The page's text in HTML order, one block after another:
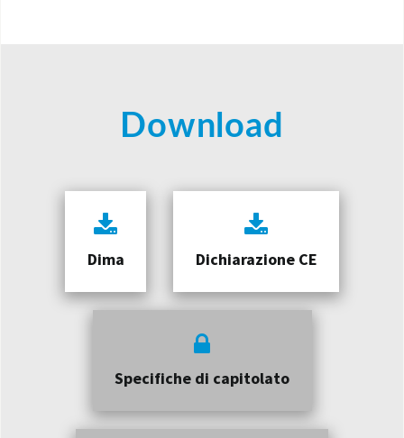
Download
Dima Dichiarazione CE
Specifiche di capitolato